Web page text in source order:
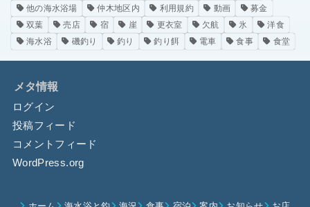
他の海水浴場
仲木地区内 利用規約 動画
募金
双葉
売店 宿 崖 更衣室 欠航 氷
洋食
海水浴
磯釣り 釣り 釣り餌 電車 食事 食堂
メタ情報
ログイン
投稿フィード
コメントフィード
WordPress.org